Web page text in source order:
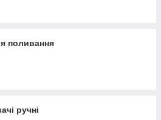
поливання
ручні